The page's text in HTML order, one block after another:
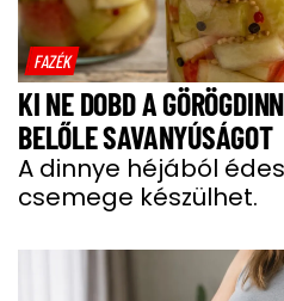
FAZÉK
KI NE DOBD A
BELŐLE SAVANYÚSÁGOT
A dinnye héjából
csemege készülhet.